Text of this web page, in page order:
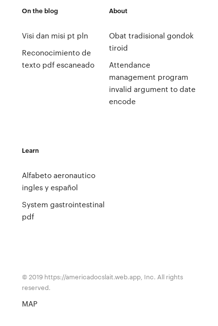
On the blog
Visi dan misi pt pln
Reconocimiento de
texto pdf escaneado
About
Obat tradisional gondok
tiroid
Attendance
management program
invalid argument to date
encode
Learn
Alfabeto aeronautico
ingles y español
System gastrointestinal
pdf
© 2019 https://americadocslait.web.app, Inc. All rights
reserved.
MAP